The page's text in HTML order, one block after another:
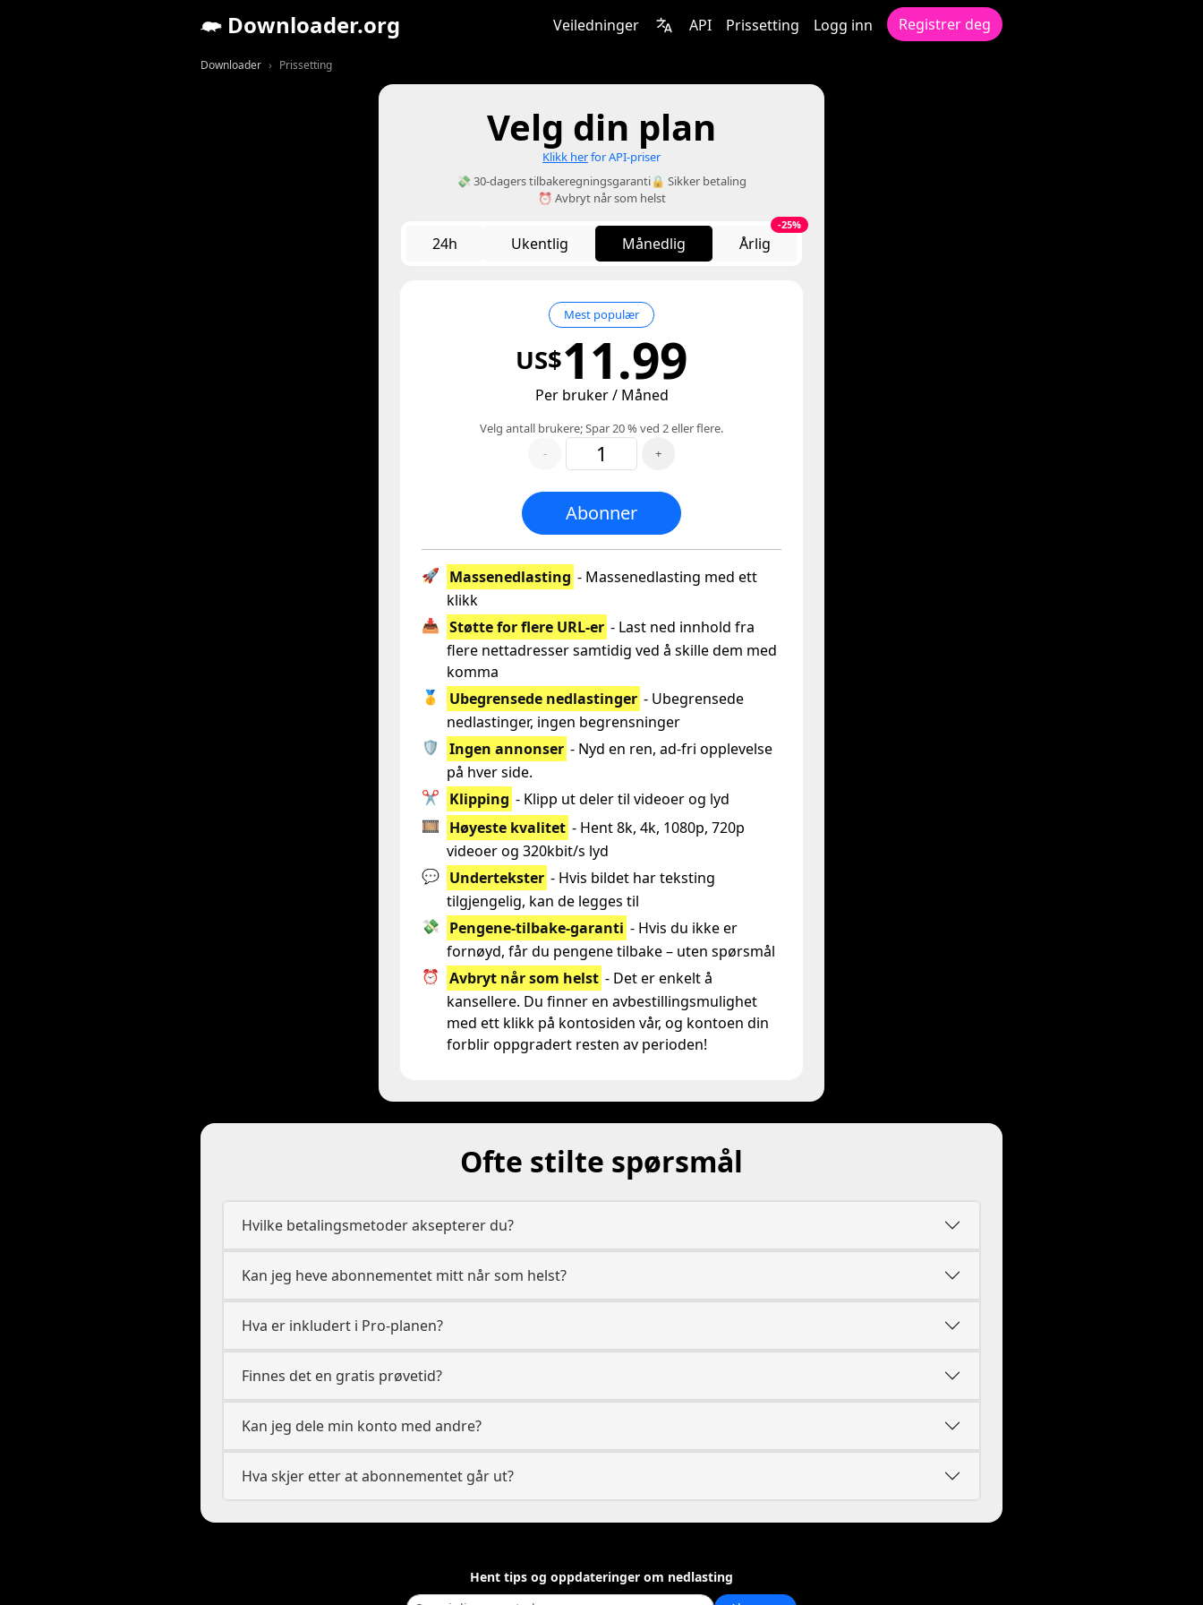
Downloader.org Veiledninger API Prissetting Logg inn Registrer deg
Downloader Prissetting
Velg din plan
Klikk herfor API-priser
💸 30-dagers tilbakeregningsgaranti🔒 Sikker betaling
⏰ Avbryt når som helst
24h Ukentlig Månedlig Årlig
-25%
Mest populær
US$11.99
Per bruker / Måned
Velg antall brukere; Spar 20 % ved 2 eller flere.
-
+
Abonner
🚀 Massenedlasting - Massenedlasting med ett
klikk
📥 Støtte for flere URL-er - Last ned innhold fra
flere nettadresser samtidig ved å skille dem med
komma
🥇
Ubegrensede nedlastinger - Ubegrensede
nedlastinger, ingen begrensninger
🛡️ Ingen annonser - Nyd en ren, ad-fri opplevelse
på hver side.
✂️ Klipping - Klipp ut deler til videoer og lyd
🎞️ Høyeste kvalitet - Hent 8k, 4k, 1080p, 720p
videoer og 320kbit/s lyd
💬 Undertekster - Hvis bildet har teksting
tilgjengelig, kan de legges til
💸 Pengene-tilbake-garanti - Hvis du ikke er
fornøyd, får du pengene tilbake – uten spørsmål
⏰ Avbryt når som helst - Det er enkelt å
kansellere. Du finner en avbestillingsmulighet
med ett klikk på kontosiden vår, og kontoen din
forblir oppgradert resten av perioden!
Ofte stilte spørsmål
Hvilke betalingsmetoder aksepterer du?
Kan jeg heve abonnementet mitt når som helst?
Hva er inkludert i Pro-planen?
Finnes det en gratis prøvetid?
Kan jeg dele min konto med andre?
Hva skjer etter at abonnementet går ut?
Hent tips og oppdateringer om nedlasting